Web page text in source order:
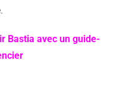
Bastia avec un guide-